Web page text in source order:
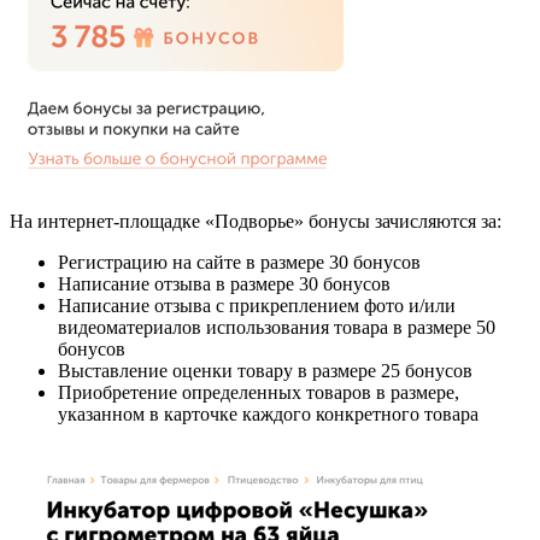
На интернет-площадке «Подворье» бонусы зачисляются за:
Регистрацию на сайте в размере 30 бонусов
Написание отзыва в размере 30 бонусов
Написание отзыва с прикреплением фото и/или
видеоматериалов использования товара в размере 50
бонусов
Выставление оценки товару в размере 25 бонусов
Приобретение определенных товаров в размере,
указанном в карточке каждого конкретного товара